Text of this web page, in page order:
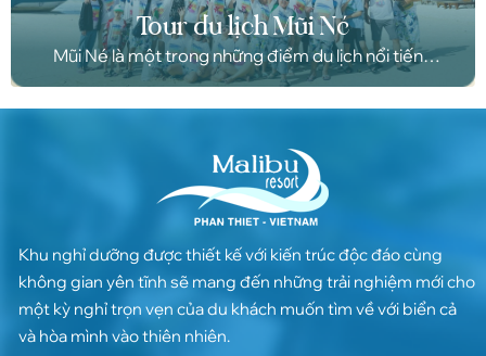
Tour du lịch Mũi Né
Mũi Né là một trong những điểm du lịch nổi tiếng
của Việt Nam, được nhiều du khách trong và ngoài
nước yêu thích. Nơi đây có nhiều địa điểm tham
những danh lam thắng cảnh nổi tiếng.
Khu nghỉ dưỡng được thiết kế với kiến trúc độc đáo cùng
không gian yên tĩnh sẽ mang đến những trải nghiệm mới cho
một kỳ nghỉ trọn vẹn của du khách muốn tìm về với biển cả
và hòa mình vào thiên nhiên.